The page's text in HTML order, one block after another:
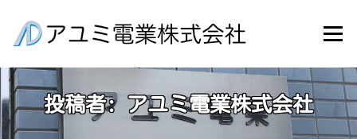
content
Menu
投稿者: アユミ電業株式会社